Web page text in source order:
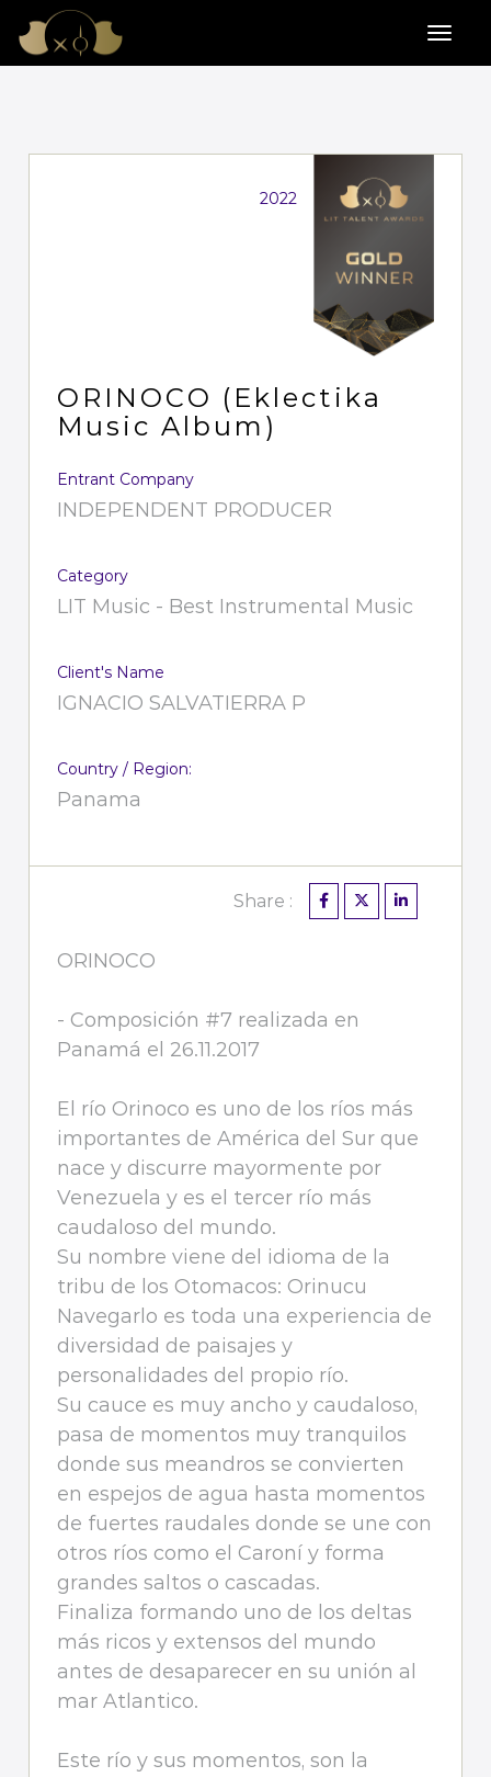
2022
ORINOCO (Eklectika
Music Album)
Entrant Company
INDEPENDENT PRODUCER
Category
LIT Music - Best Instrumental Music
Client's Name
IGNACIO SALVATIERRA P
Country / Region:
Panama
Share :
ORINOCO
- Composición #7 realizada en
Panamá el 26.11.2017
El río Orinoco es uno de los ríos más
importantes de América del Sur que
nace y discurre mayormente por
Venezuela y es el tercer río más
caudaloso del mundo.
Su nombre viene del idioma de la
tribu de los Otomacos: Orinucu
Navegarlo es toda una experiencia de
diversidad de paisajes y
personalidades del propio río.
Su cauce es muy ancho y caudaloso,
pasa de momentos muy tranquilos
donde sus meandros se convierten
en espejos de agua hasta momentos
de fuertes raudales donde se une con
otros ríos como el Caroní y forma
grandes saltos o cascadas.
Finaliza formando uno de los deltas
más ricos y extensos del mundo
antes de desaparecer en su unión al
mar Atlantico.
Este río y sus momentos, son la